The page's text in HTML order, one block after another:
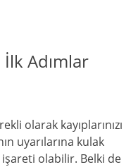
Adımlar
olarak kayıplarınızı
uyarılarına kulak
işareti olabilir. Belki de